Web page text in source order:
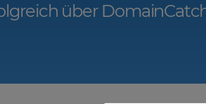
über